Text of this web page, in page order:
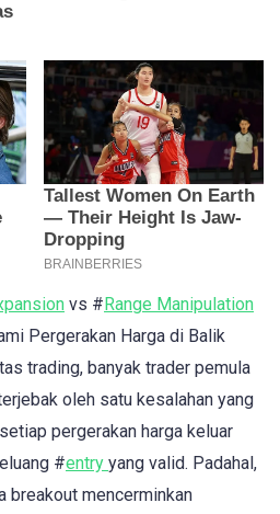
vs # Range Manipulation
Pergerakan Harga di Balik
trading, banyak trader pemula
oleh satu kesalahan yang
pergerakan harga keluar
#entry yang valid. Padahal,
breakout mencerminkan